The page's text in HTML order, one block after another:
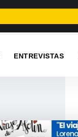
ENTREVISTAS